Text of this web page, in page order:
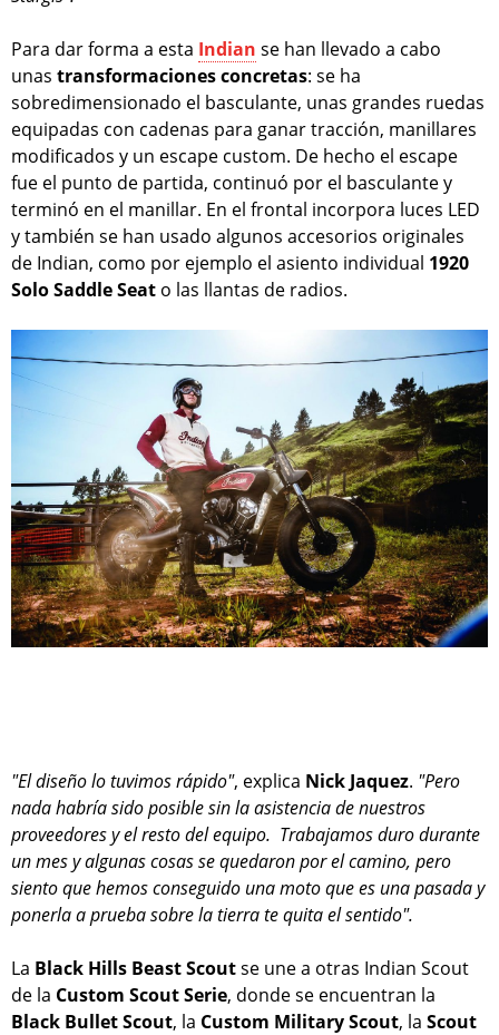
Para dar forma a esta Indian se han llevado a cabo
unas transformaciones concretas: se ha
sobredimensionado el basculante, unas grandes ruedas
equipadas con cadenas para ganar tracción, manillares
modificados y un escape custom. De hecho el escape
fue el punto de partida, continuó por el basculante y
terminó en el manillar. En el frontal incorpora luces LED
y también se han usado algunos accesorios originales
de Indian, como por ejemplo el asiento individual 1920
Solo Saddle Seat o las llantas de radios.
"El diseño lo tuvimos rápido", explica Nick Jaquez. "Pero
nada habría sido posible sin la asistencia de nuestros
proveedores y el resto del equipo. Trabajamos duro durante
un mes y algunas cosas se quedaron por el camino, pero
siento que hemos conseguido una moto que es una pasada y
ponerla a prueba sobre la tierra te quita el sentido".
La Black Hills Beast Scoutse une a otras Indian Scout
de la Custom Scout Serie, donde se encuentran la
Black Bullet Scout, la Custom Military Scout, la Scout